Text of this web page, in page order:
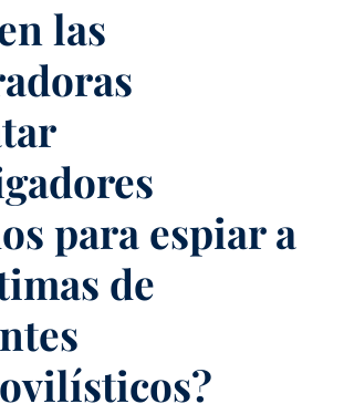
las
para espiar a
de